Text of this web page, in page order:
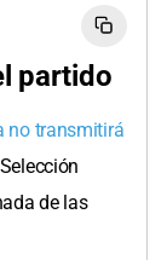
partido
no transmitirá
de las